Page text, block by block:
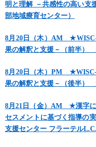
明と理解 －共感性の高い
部地域療育センター）
8月20日（木）AM
果の解釈と支援－（前半）
8月20日（木）PM
果の解釈と支援－（後半）
8月21日（金）AM ★漢字に
セスメントに基づく指導の
支援センター フラーテルL.C.